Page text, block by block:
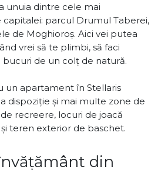
unuia dintre cele mai
parcul Drumul Taberei,
de Moghioroș. Aici vei putea
vrei să te plimbi, să faci
bucuri de un colț de natură.
un apartament în Stellaris
dispoziție și mai multe zone de
recreere, locuri de joacă
teren exterior de baschet.
din